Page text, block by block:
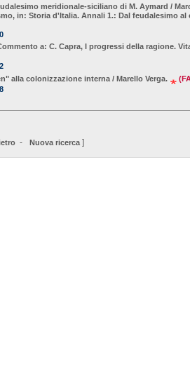
meridionale-siciliano di M. Aymard /
in: Storia d'Italia. Annali 1.: Dal feudalesimo al
a: C. Capra, I progressi della ragione.
alla colonizzazione interna / Marello Verga.
- Nuova ricerca]